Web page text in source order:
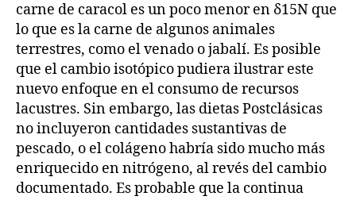
carne de caracol es un poco menor en δ15N que
lo que es la carne de algunos animales
terrestres, como el venado o jabalí. Es posible
que el cambio isotópico pudiera ilustrar este
nuevo enfoque en el consumo de recursos
lacustres. Sin embargo, las dietas Postclásicas
no incluyeron cantidades sustantivas de
pescado, o el colágeno habría sido mucho más
enriquecido en nitrógeno, al revés del cambio
documentado. Es probable que la continua